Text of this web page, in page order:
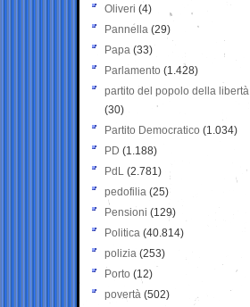
Oliveri (4)
Pannella (29)
Papa (33)
Parlamento (1.428)
partito del popolo della libertà
(30)
Partito Democratico (1.034)
PD (1.188)
PdL (2.781)
pedofilia (25)
Pensioni (129)
Politica (40.814)
polizia (253)
Porto (12)
povertà (502)